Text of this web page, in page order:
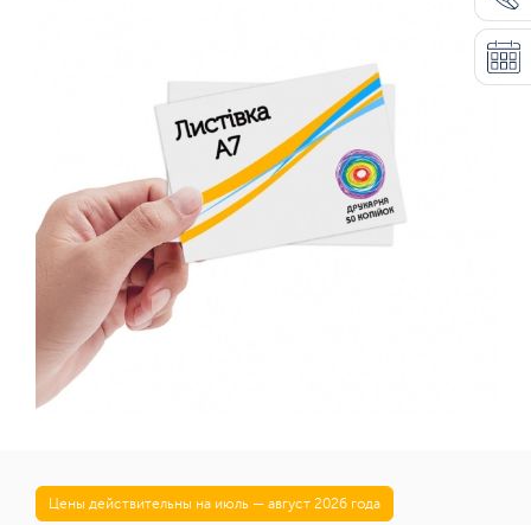
Цены действительны на июль — август 2026 года